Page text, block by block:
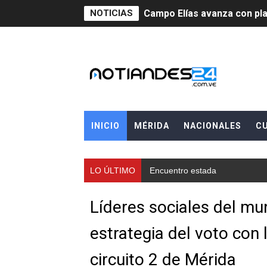
NOTICIAS Campo Elías avanza con
Gobernador Arnaldo
Consolidan planificación
Gobernación de Mérida
Niños merideños
Fundecem ofrece taller
Gobierno bolivariano
INICIO MÉRIDA NACIONALES
LO ÚLTIMO Encuentro estadal fortalece la
Líderes sociales del
estrategia del voto con
circuito 2 de Mérida